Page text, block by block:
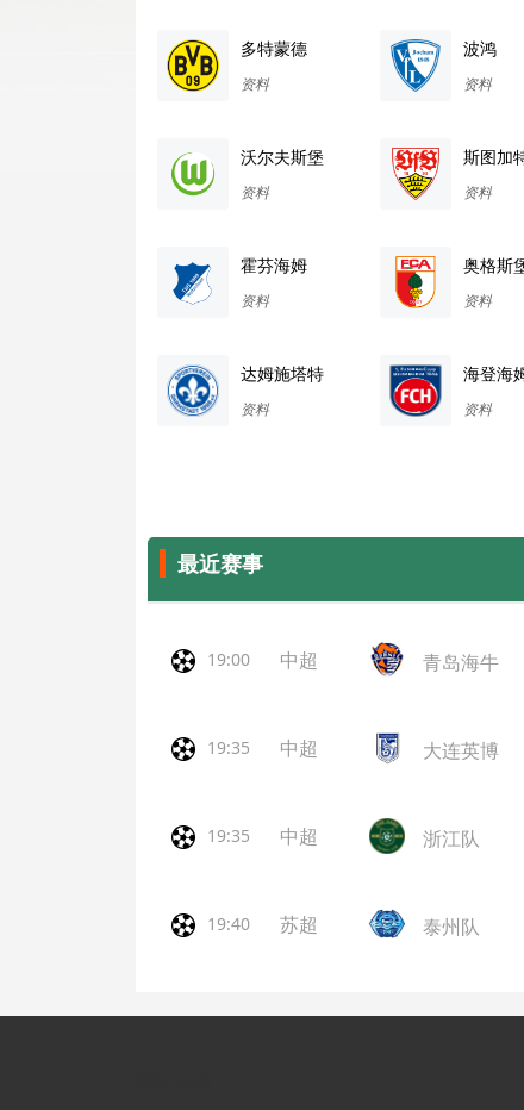
多特蒙德
资料
波鸿
资料
沃尔夫斯堡
资料
斯图加
资料
霍芬海姆
资料
奥格斯
资料
达姆施塔特
资料
海登海
资料
最近赛事
19:00 中超 青岛海牛
19:35 中超 大连英博
19:35 中超 浙江队
19:40 苏超 泰州队